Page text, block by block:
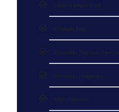
Espacio email 2 GB
Ilimitado Blog
Ilimitadas Páginas Internas
Ilimitadas Imágenes
1000 Productos